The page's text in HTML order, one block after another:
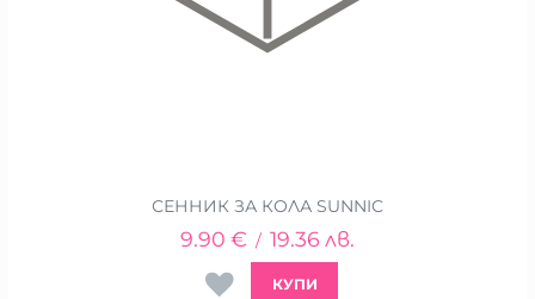
СЕННИК ЗА КОЛА SUNNIC
9.90 € / 19.36 лв.
КУПИ